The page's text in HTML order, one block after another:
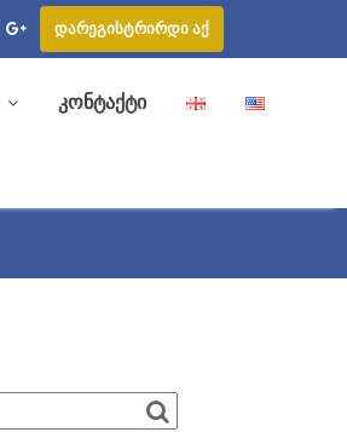
დარეგისტრირდი აქ
კონტაქტი